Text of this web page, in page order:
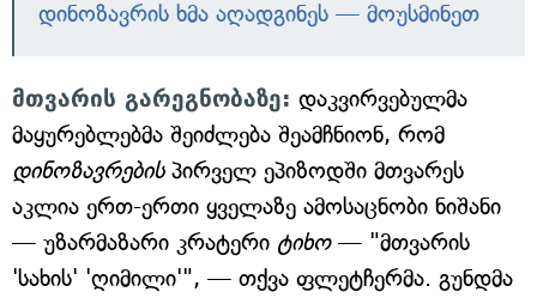
დინოზავრის ხმა აღადგინეს — მოუსმინეთ
მთვარის გარეგნობაზე: დაკვირვებულმა
მაყურებლებმა შეიძლება შეამჩნიონ, რომ
დინოზავრებისპირველ ეპიზოდში მთვარეს
აკლია ერთ-ერთი ყველაზე ამოსაცნობი ნიშანი
— უზარმაზარი კრატერი ტიხო— "მთვარის
'სახის' 'ღიმილი'", — თქვა ფლეტჩერმა. გუნდმა